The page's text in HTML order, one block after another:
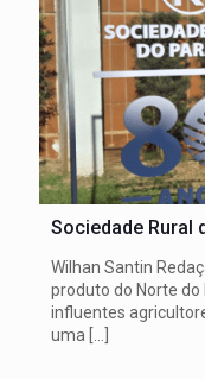
Sociedade Rural
Wilhan Santin
produto do Norte
influentes
uma […]